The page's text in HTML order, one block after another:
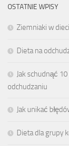
OSTATNIE WPISY
Ziemniaki w
Dieta na
Jak schudnąć
odchudzaniu
Jak unikać
Dieta dla grupy